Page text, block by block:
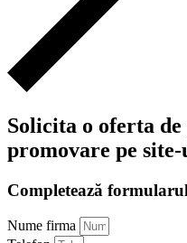
Solicita o oferta
promovare pe
Completează
Nume firma